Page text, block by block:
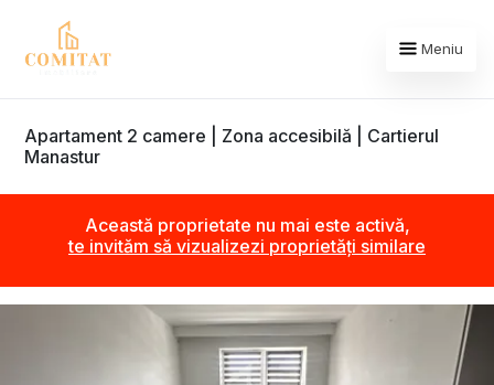
Meniu
Apartament 2 camere | Zona accesibilă | Cartierul
Manastur
Această proprietate nu mai este activă,
te invităm să vizualizezi proprietăți similare